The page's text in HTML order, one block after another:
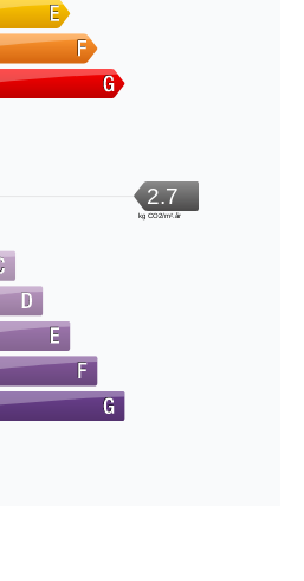
2.7
kg CO2/m².år